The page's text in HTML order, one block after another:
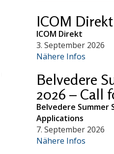
ICOM Direkt
ICOM Direkt
3. September 2026
Nähere Infos
Belvedere
2026 – Call
Belvedere Summer
Applications
7. September 2026
Nähere Infos